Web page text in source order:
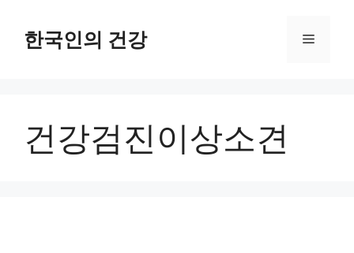
한국인의 건강 메
건강검진이상소견